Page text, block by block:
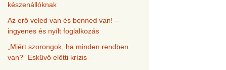
készenállóknak
Az erő veled van és benned van! –
ingyenes és nyílt foglalkozás
„Miért szorongok, ha minden rendben
van?” Esküvő előtti krízis